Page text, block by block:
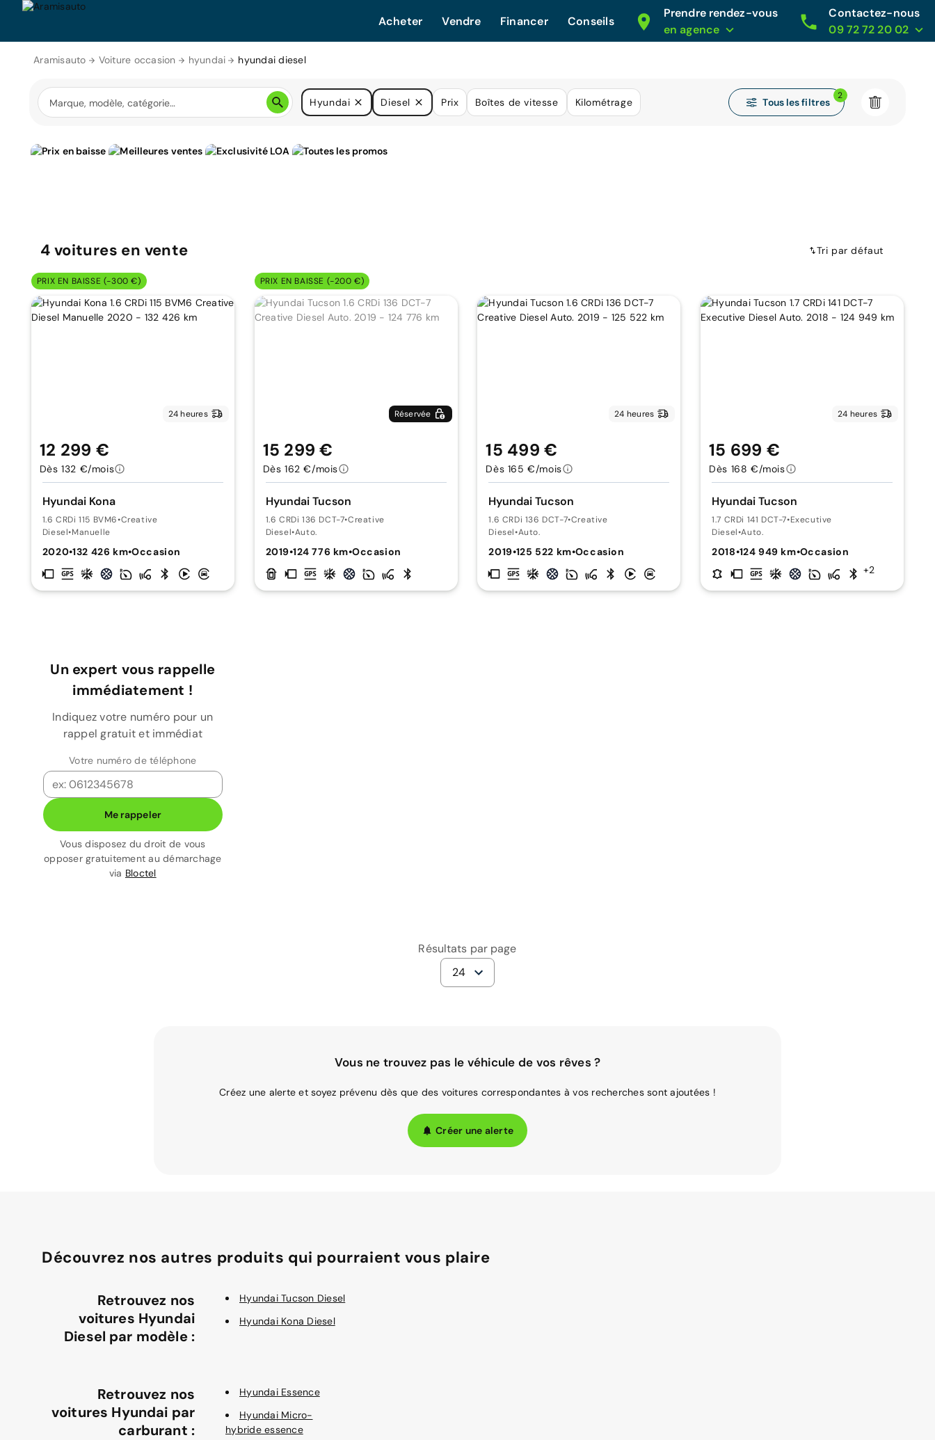
Acheter Vendre Financer Conseils
Prendre rendez-vous
en agence
Contactez-nous
09 72 72 20 02
Aramisauto Voiture occasion hyundai hyundai diesel
Hyundai Diesel Prix Boîtes de vitesse Kilométrage Tous les filtres
2
4 voitures en vente Tri par défaut
PRIX EN BAISSE (-300 €)
24 heures
Hyundai Kona
1.6 CRDi 115 BVM6•Creative
Diesel•Manuelle
2020•132 426 km•Occasion
12 299 €
Dès 132 €/mois
PRIX EN BAISSE (-200 €)
Réservée
Hyundai Tucson
1.6 CRDi 136 DCT-7•Creative
Diesel•Auto.
2019•124 776 km•Occasion
15 299 €
Dès 162 €/mois
24 heures
Hyundai Tucson
1.6 CRDi 136 DCT-7•Creative
Diesel•Auto.
2019•125 522 km•Occasion
15 499 €
Dès 165 €/mois
24 heures
Hyundai Tucson
1.7 CRDi 141 DCT-7•Executive
Diesel•Auto.
2018•124 949 km•Occasion
+2
15 699 €
Dès 168 €/mois
Un expert vous rappelle
immédiatement !
Indiquez votre numéro pour un
rappel gratuit et immédiat
Votre numéro de téléphone
Me rappeler
Vous disposez du droit de vous
opposer gratuitement au démarchage
via Bloctel
Résultats par page
24
Vous ne trouvez pas le véhicule de vos rêves ?
Créez une alerte et soyez prévenu dès que des voitures correspondantes à vos recherches sont ajoutées !
Créer une alerte
Découvrez nos autres produits qui pourraient vous plaire
Retrouvez nos
voitures Hyundai
Diesel par modèle :
Hyundai Tucson Diesel
Hyundai Kona Diesel
Retrouvez nos
voitures Hyundai par
carburant :
Hyundai Essence
Hyundai Micro-
hybride essence